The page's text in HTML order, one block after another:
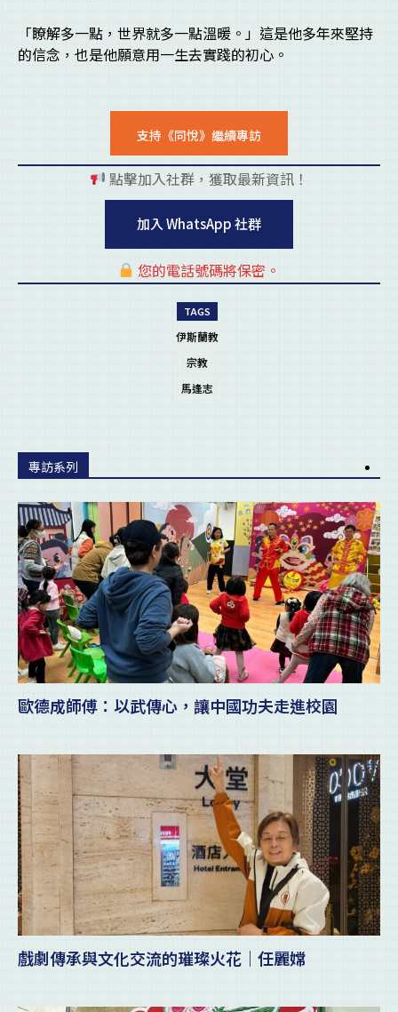
「瞭解多一點，世界就多一點溫暖。」這是他多年來堅持
的信念，也是他願意用一生去實踐的初心。
支持《同悅》繼續專訪
點擊加入社群，獲取最新資訊！
加入 WhatsApp 社群
您的電話號碼將保密。
TAGS
伊斯蘭教
宗教
馬逢志
專訪系列
歐德成師傅：以武傳心，讓中國功夫走進校園
戲劇傳承與文化交流的璀璨火花｜任麗嫦